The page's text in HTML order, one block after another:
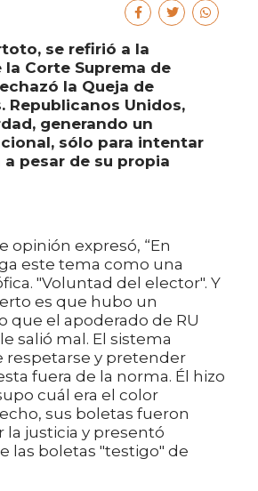
se refirió a la
Corte Suprema de
la Queja de
Republicanos Unidos,
generando un
sólo para intentar
pesar de su propia
opinión expresó, “En
este tema como una
"Voluntad del elector". Y
es que hubo un
que el apoderado de RU
salió mal. El sistema
respetarse y pretender
fuera de la norma. Él hizo
cuál era el color
sus boletas fueron
la justicia y presentó
las boletas "testigo" de